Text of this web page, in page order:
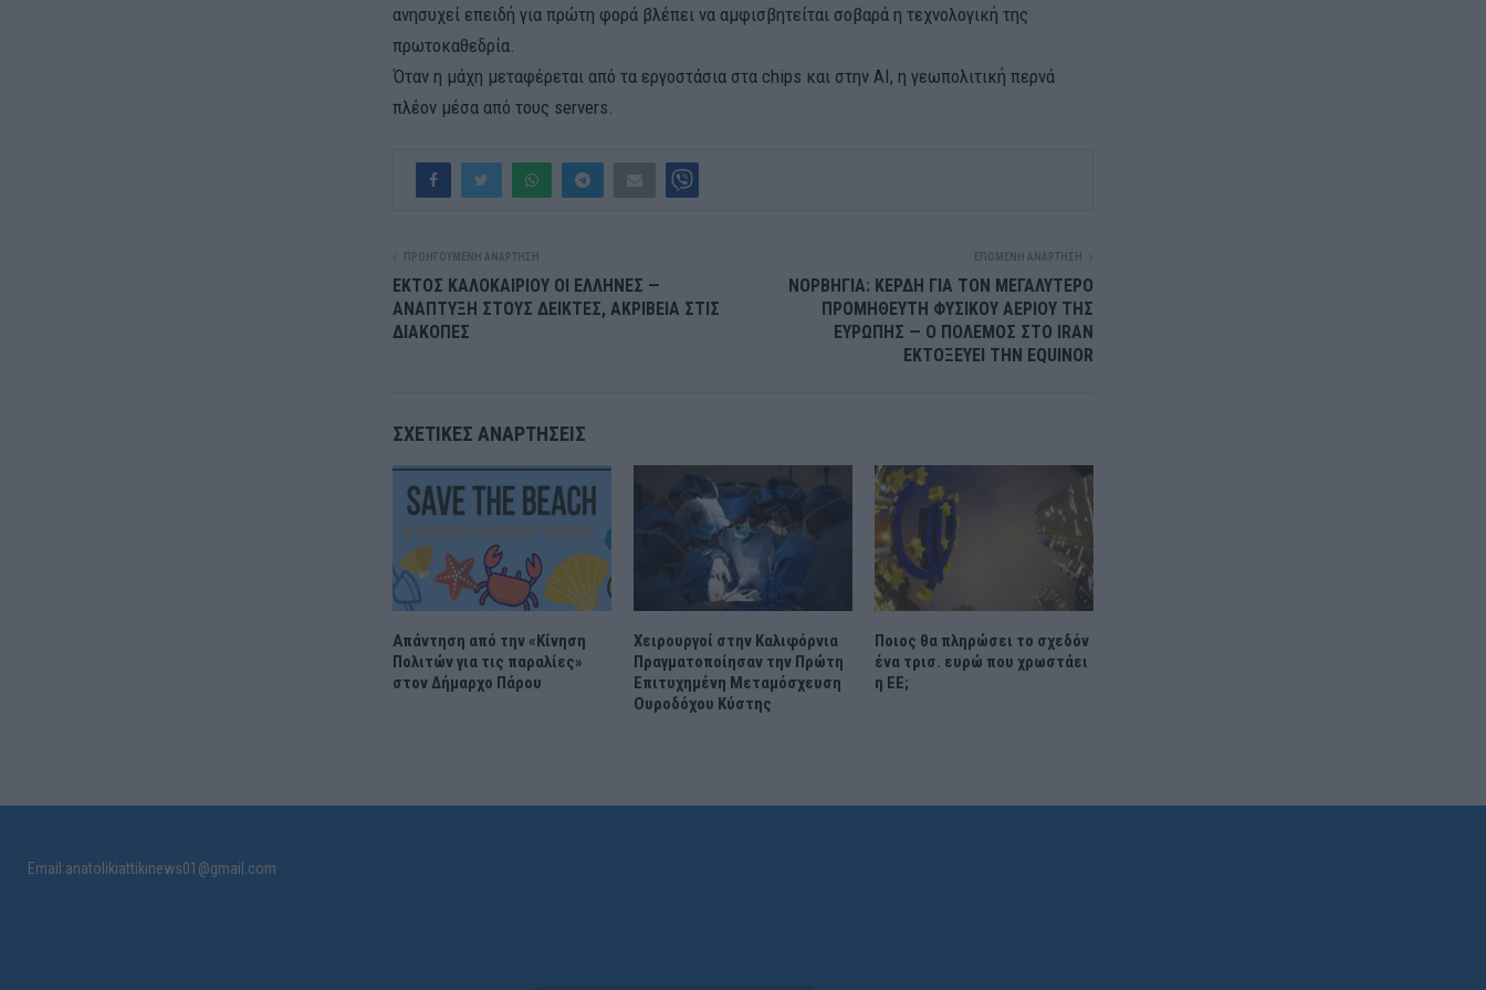
ανησυχεί επειδή για πρώτη φορά βλέπει να αμφισβητείται σοβαρά η τεχνολογική της
πρωτοκαθεδρία.
Όταν η μάχη μεταφέρεται από τα εργοστάσια στα chips και στην AI, η γεωπολιτική περνά
πλέον μέσα από τους servers.
ΠΡΟΗΓΟΎΜΕΝΗ ΑΝΆΡΤΗΣΗ
ΕΚΤΟΣ ΚΑΛΟΚΑΙΡΙΟΥ ΟΙ ΕΛΛΗΝΕΣ —
ΑΝΑΠΤΥΞΗ ΣΤΟΥΣ ΔΕΙΚΤΕΣ, ΑΚΡΙΒΕΙΑ ΣΤΙΣ
ΔΙΑΚΟΠΕΣ
ΕΠΌΜΕΝΗ ΑΝΆΡΤΗΣΗ
ΝΟΡΒΗΓΙΑ: ΚΕΡΔΗ ΓΙΑ ΤΟΝ ΜΕΓΑΛΥΤΕΡΟ
ΠΡΟΜΗΘΕΥΤΗ ΦΥΣΙΚΟΥ ΑΕΡΙΟΥ ΤΗΣ
ΕΥΡΩΠΗΣ — Ο ΠΟΛΕΜΟΣ ΣΤΟ IRAN
ΕΚΤΟΞΕΥΕΙ ΤΗΝ EQUINOR
ΣΧΕΤΙΚΈΣ ΑΝΑΡΤΉΣΕΙΣ
Απάντηση από την «Κίνηση
Πολιτών για τις παραλίες»
στον Δήμαρχο Πάρου
Χειρουργοί στην Καλιφόρνια
Πραγματοποίησαν την Πρώτη
Επιτυχημένη Μεταμόσχευση
Ουροδόχου Κύστης
Ποιος θα πληρώσει το σχεδόν
ένα τρισ. ευρώ που χρωστάει
η ΕΕ;
Email:anatolikiattikinews01@gmail.com